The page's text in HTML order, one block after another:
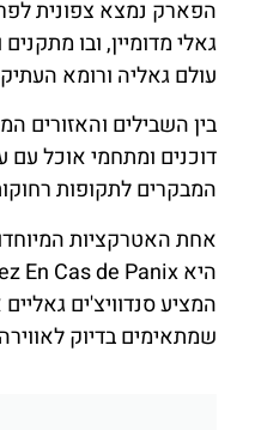
הפארק נמצא צפונית
גאלי מדומיין, ובו
עולם גאליה ורומא
בין השבילים והאזורים
דוכנים ומתחמי אוכל עם
המבקרים לתקופות
אחת האטרקציות
המציע סנדוויצ'ים
שמתאימים בדיוק